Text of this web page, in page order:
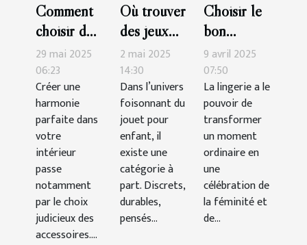
Comment
choisir des
accessoires
pour
maximiser
l'harmonie
de votre
intérieur
29 mai 2025
06:23
Créer une
harmonie
parfaite dans
votre
intérieur
passe
notamment
par le choix
judicieux des
accessoires....
Où trouver
des jeux
Montessori
de qualité
?
2 mai 2025
14:30
Dans l’univers
foisonnant du
jouet pour
enfant, il
existe une
catégorie à
part. Discrets,
durables,
pensés...
Choisir le
bon
ensemble
de lingerie
pour des
occasions
spéciales
9 avril 2025
07:50
La lingerie a le
pouvoir de
transformer
un moment
ordinaire en
une
célébration de
la féminité et
de...